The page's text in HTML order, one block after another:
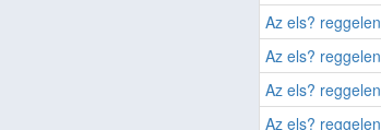
Az els? reggelen
Az els? reggelen
Az els? reggelen
Az els? reggelen